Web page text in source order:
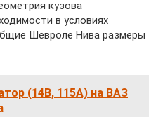
кузова
в условиях
Шевроле Нива размеры
(14В, 115А) на ВАЗ